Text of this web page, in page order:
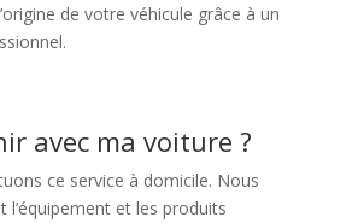
de votre véhicule grâce à un
avec ma voiture ?
ce service à domicile. Nous
l’équipement et les produits